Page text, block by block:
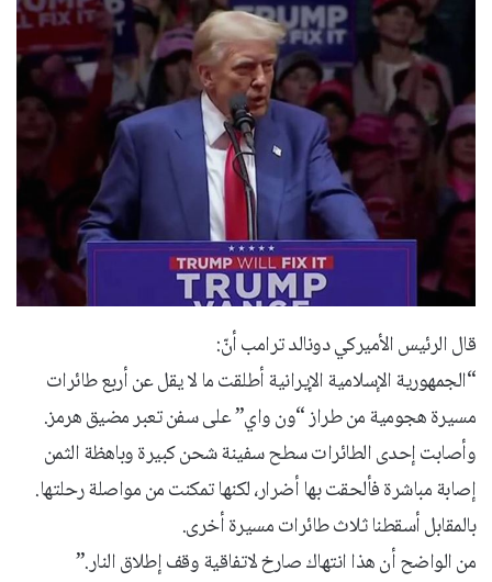
قال الرئيس الأميركي دونالد ترامب أنّ:
“الجمهورية الإسلامية الإيرانية أطلقت ما لا يقل عن أربع طائرات
مسيرة هجومية من طراز “ون واي” على سفن تعبر مضيق هرمز.
وأصابت إحدى الطائرات سطح سفينة شحن كبيرة وباهظة الثمن
إصابة مباشرة فألحقت بها أضرار، لكنها تمكنت من مواصلة رحلتها.
بالمقابل أسقطنا ثلاث طائرات مسيرة أخرى.
من الواضح أن هذا انتهاك صارخ لاتفاقية وقف إطلاق النار.”